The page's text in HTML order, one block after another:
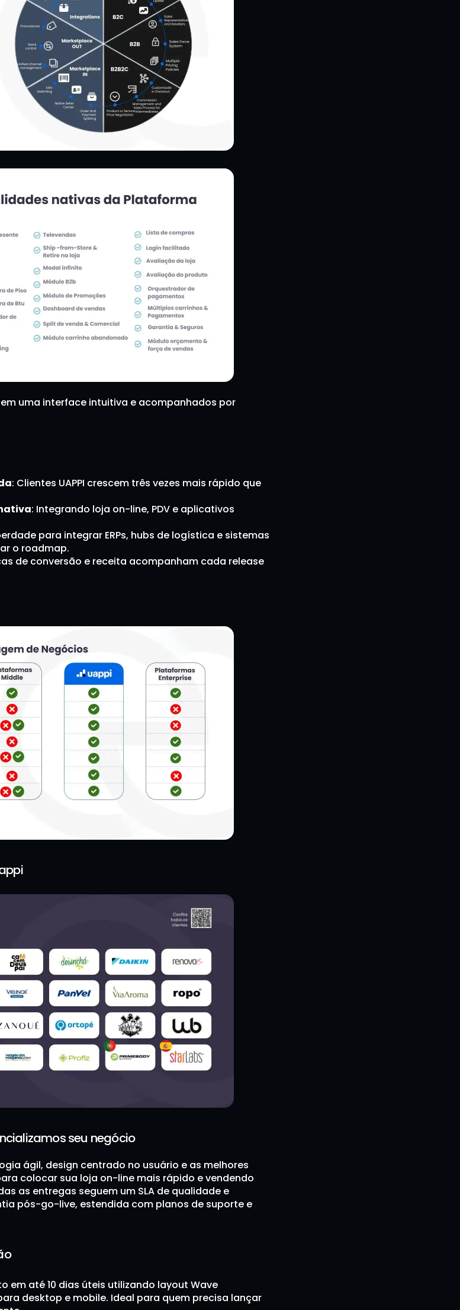
uma interface intuitiva e acompanhados por
: Clientes UAPPI crescem três vezes mais rápido que
: Integrando loja on-line, PDV e aplicativos
para integrar ERPs, hubs de logística e sistemas
o roadmap.
de conversão e receita acompanham cada release
seu negócio
ágil, design centrado no usuário e as melhores
colocar sua loja on-line mais rápido e vendendo
as entregas seguem um SLA de qualidade e
pós-go-live, estendida com planos de suporte e
em até 10 dias úteis utilizando layout Wave
desktop e mobile. Ideal para quem precisa lançar